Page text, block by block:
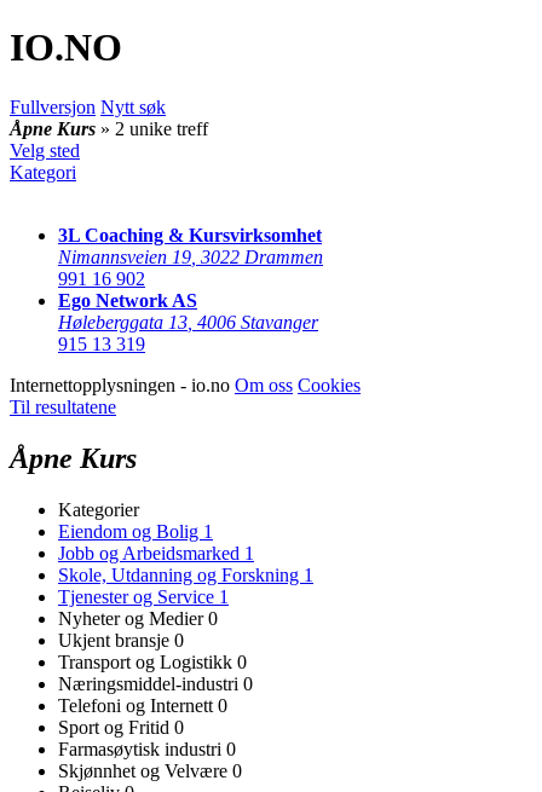
IO.NO
Fullversjon Nytt søk
Åpne Kurs » 2 unike treff
Velg sted
Kategori
3L Coaching & Kursvirksomhet
Nimannsveien 19 3022 Drammen
991 16 902
Ego Network AS
Høleberggata 13 4006 Stavanger
915 13 319
Internettopplysningen - io.no Om oss Cookies
Til resultatene
Åpne Kurs
Kategorier
Eiendom og Bolig 1
Jobb og Arbeidsmarked 1
Skole, Utdanning og Forskning 1
Tjenester og Service 1
Nyheter og Medier0
Ukjent bransje 0
Transport og Logistikk 0
Næringsmiddel-industri 0
Telefoni og Internett 0
Sport og Fritid 0
Farmasøytisk industri 0
Skjønnhet og Velvære 0